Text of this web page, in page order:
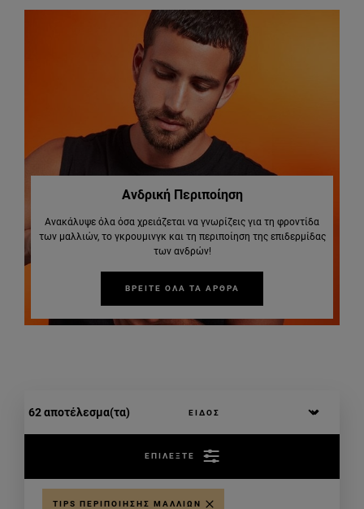
Ανδρική Περιποίηση
Ανακάλυψε όλα όσα χρειάζεται να γνωρίζεις για τη φροντίδα
των μαλλιών, το γκρουμινγκ και τη περιποίηση της επιδερμίδας
των ανδρών!
ΒΡΕΙΤΕ ΟΛΑ ΤΑ ΑΡΘΡΑ
62 αποτέλεσμα(τα)
ΕΠΙΛΕΞΤΕ
TIPS ΠΕΡΙΠΟΊΗΣΗΣ ΜΑΛΛΙΏΝ